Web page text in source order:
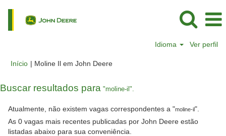
Idioma Ver perfil
Início | Moline Il em John Deere(página
Buscar resultados para "moline-il".
Atualmente, não existem vagas correspondentes a "moline-il".
As 0 vagas mais recentes publicadas por John Deere estão
listadas abaixo para sua conveniência.